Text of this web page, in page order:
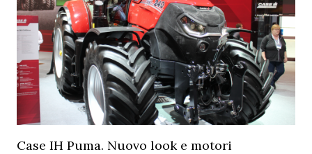
Case IH Puma. Nuovo look e motori